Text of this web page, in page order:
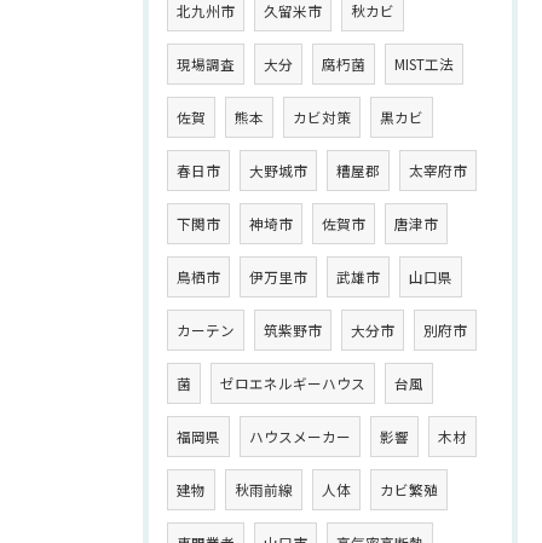
北九州市 久留米市 秋カビ
現場調査 大分 腐朽菌 MIST工法
佐賀 熊本 カビ対策 黒カビ
春日市 大野城市 糟屋郡 太宰府市
下関市 神埼市 佐賀市 唐津市
鳥栖市 伊万里市 武雄市 山口県
カーテン 筑紫野市 大分市 別府市
菌 ゼロエネルギーハウス 台風
福岡県 ハウスメーカー 影響 木材
建物 秋雨前線 人体 カビ繁殖